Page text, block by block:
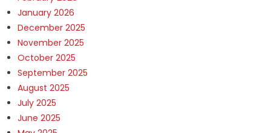
January 2026
December 2025
November 2025
October 2025
September 2025
August 2025
July 2025
June 2025